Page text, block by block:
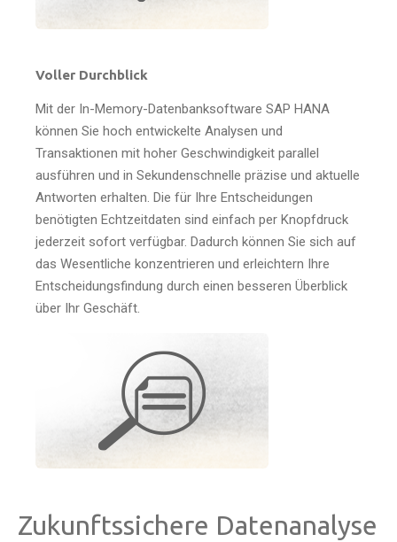
Voller Durchblick
Mit der In-Memory-Datenbanksoftware SAP HANA
können Sie hoch entwickelte Analysen und
Transaktionen mit hoher Geschwindigkeit parallel
ausführen und in Sekundenschnelle präzise und aktuelle
Antworten erhalten. Die für Ihre Entscheidungen
benötigten Echtzeitdaten sind einfach per Knopfdruck
jederzeit sofort verfügbar. Dadurch können Sie sich auf
das Wesentliche konzentrieren und erleichtern Ihre
Entscheidungsfindung durch einen besseren Überblick
über Ihr Geschäft.
Zukunftssichere Datenanalyse